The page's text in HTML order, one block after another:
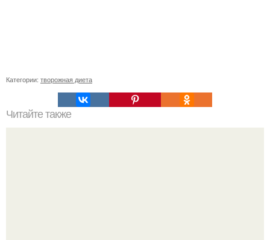
Категории: творожная диета
Читайте также